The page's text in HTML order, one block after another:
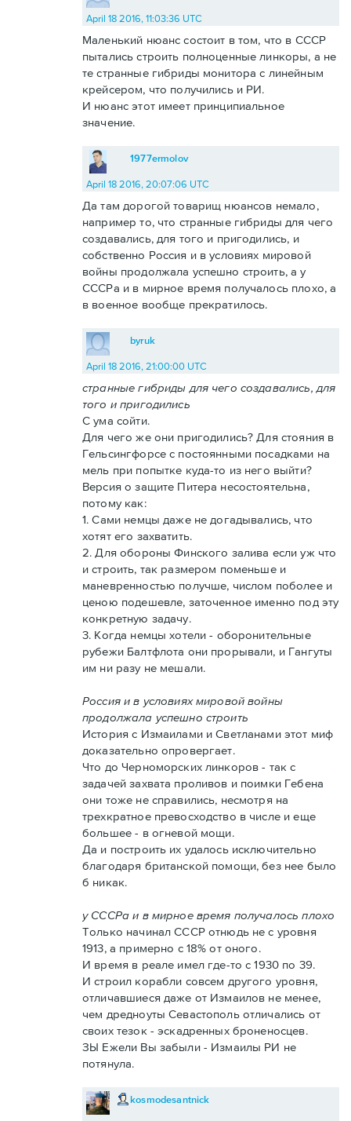
April 18 2016, 11:03:36 UTC
Маленький нюанс состоит в том, что в СССР
пытались строить полноценные линкоры, а не
те странные гибриды монитора с линейным
крейсером, что получились и РИ.
И нюанс этот имеет принципиальное
значение.
1977ermolov
April 18 2016, 20:07:06 UTC
Да там дорогой товарищ нюансов немало,
например то, что странные гибриды для чего
создавались, для того и пригодились, и
собственно Россия и в условиях мировой
войны продолжала успешно строить, а у
СССРа и в мирное время получалось плохо, а
в военное вообще прекратилось.
byruk
April 18 2016, 21:00:00 UTC
странные гибриды для чего создавались, для
того и пригодились
С ума сойти.
Для чего же они пригодились? Для стояния в
Гельсингфорсе с постоянными посадками на
мель при попытке куда-то из него выйти?
Версия о защите Питера несостоятельна,
потому как:
1. Сами немцы даже не догадывались, что
хотят его захватить.
2. Для обороны Финского залива если уж что
и строить, так размером поменьше и
маневренностью получше, числом поболее и
ценою подешевле, заточенное именно под эту
конкретную задачу.
3. Когда немцы хотели - оборонительные
рубежи Балтфлота они прорывали, и Гангуты
им ни разу не мешали.
Россия и в условиях мировой войны
продолжала успешно строить
История с Измаилами и Светланами этот миф
доказательно опровергает.
Что до Черноморских линкоров - так с
задачей захвата проливов и поимки Гебена
они тоже не справились, несмотря на
трехкратное превосходство в числе и еще
большее - в огневой мощи.
Да и построить их удалось исключительно
благодаря британской помощи, без нее было
б никак.
у СССРа и в мирное время получалось плохо
Только начинал СССР отнюдь не с уровня
1913, а примерно с 18% от оного.
И время в реале имел где-то с 1930 по 39.
И строил корабли совсем другого уровня,
отличавшиеся даже от Измаилов не менее,
чем дредноуты Севастополь отличались от
своих тезок - эскадренных броненосцев.
ЗЫ Ежели Вы забыли - Измаилы РИ не
потянула.
kosmodesantnick